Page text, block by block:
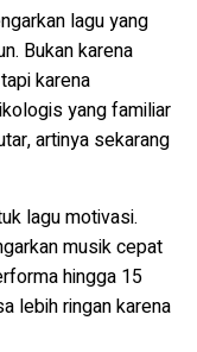
lagu yang
Bukan karena
karena
yang familiar
artinya sekarang
lagu motivasi.
musik cepat
hingga 15
lebih ringan karena